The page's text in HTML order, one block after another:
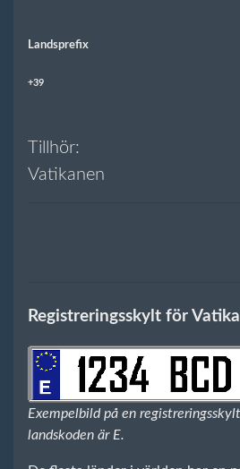
Landsprefix
+39
Tillhör:
Vatikanen
Registreringsskylt för
Exempelbild på en
landskoden är E.